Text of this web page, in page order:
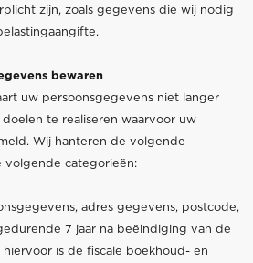
zijn, zoals gegevens die wij nodig
bewaren
uw persoonsgegevens niet langer
te realiseren waarvoor uw
Wij hanteren de volgende
volgende categorieën:
adres gegevens, postcode,
7 jaar na beëindiging van de
is de fiscale boekhoud- en